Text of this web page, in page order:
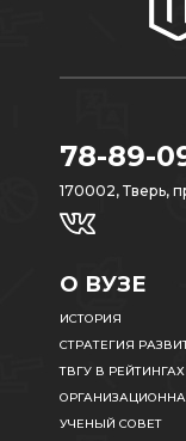
78-89-
170002, Тверь,
О ВУЗЕ
ИСТОРИЯ
СТРАТЕГИЯ
ТВГУ В РЕЙТИНГАХ
УЧЕНЫЙ СОВЕТ